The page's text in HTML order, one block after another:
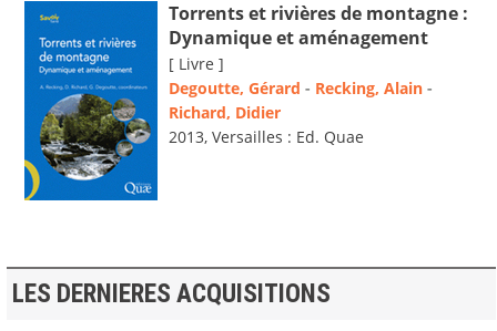
Torrents et rivières de montagne :
Dynamique et aménagement
[ Livre ]
Degoutte, Gérard - Recking, Alain -
Richard, Didier
2013, Versailles : Ed. Quae
LES DERNIERES ACQUISITIONS